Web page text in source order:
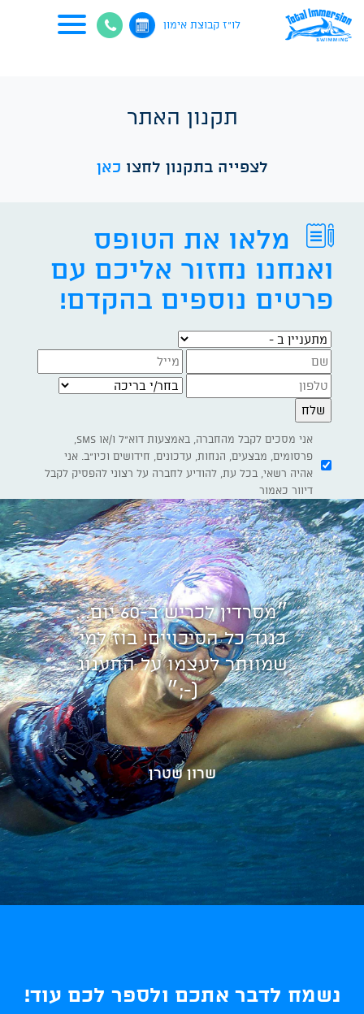
לו"ז קבוצת אימון
תקנון האתר
לצפייה בתקנון לחצו כאן
מלאו את הטופס
ואנחנו נחזור אליכם עם
פרטים נוספים בהקדם!
מתעניין ב -
בחר/י בריכה
פרסומים, מבצעים, הנחות, עדכונים, חידושים וכיו"ב. אני
אהיה רשאי, בכל עת, להודיע לחברה על רצוני להפסיק לקבל
דיוור כאמור
״מסרדין לכריש ב-60 יום...
כנגד כל הסיכויים! בוז למי
שמוותר לעצמו על התענוג
(-;״
שרון שטרן
נשמח לדבר אתכם ולספר לכם עוד!